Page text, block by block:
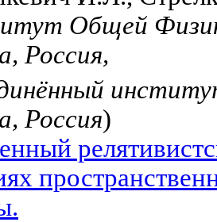
Общей
Россия,
Россия)